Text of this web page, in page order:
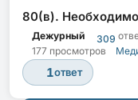
80(в).
Дежурный 309
177 просмотров
1ответ